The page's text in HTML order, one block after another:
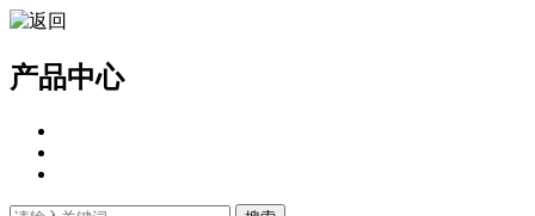
产品中心